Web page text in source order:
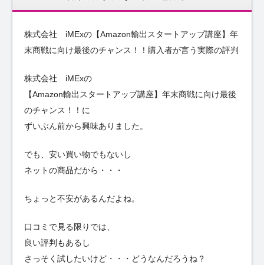
株式会社 iMExの【Amazon輸出スタートアップ講座】年
末商戦に向け最後のチャンス！！購入者が言う実際の評判
株式会社 iMExの
【Amazon輸出スタートアップ講座】年末商戦に向け最後
のチャンス！！に
ずいぶん前から興味ありました。
でも、安い買い物でもないし
ネットの商品だから・・・
ちょっと不安があるんだよね。
口コミで見る限りでは、
良い評判もあるし
さっそく試したいけど・・・どうなんだろうね？